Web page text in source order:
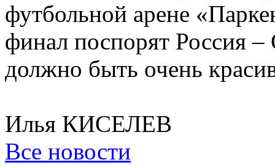
футбольной арене
финал поспорят Россия
должно быть очень
Илья КИСЕЛЕВ
Все новости